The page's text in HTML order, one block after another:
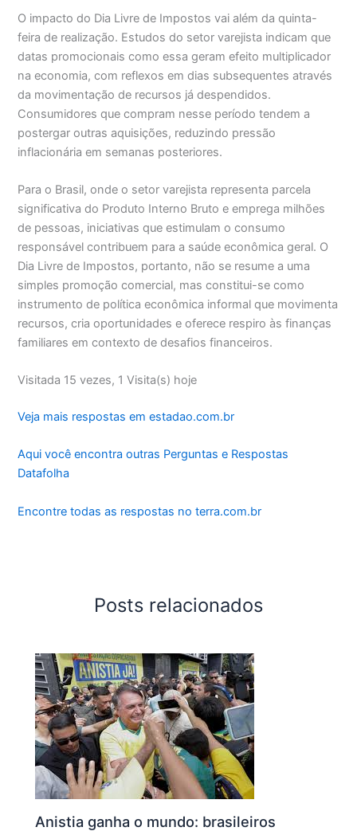
O impacto do Dia Livre de Impostos vai além da quinta-
feira de realização. Estudos do setor varejista indicam que
datas promocionais como essa geram efeito multiplicador
na economia, com reflexos em dias subsequentes através
da movimentação de recursos já despendidos.
Consumidores que compram nesse período tendem a
postergar outras aquisições, reduzindo pressão
inflacionária em semanas posteriores.
Para o Brasil, onde o setor varejista representa parcela
significativa do Produto Interno Bruto e emprega milhões
de pessoas, iniciativas que estimulam o consumo
responsável contribuem para a saúde econômica geral. O
Dia Livre de Impostos, portanto, não se resume a uma
simples promoção comercial, mas constitui-se como
instrumento de política econômica informal que movimenta
recursos, cria oportunidades e oferece respiro às finanças
familiares em contexto de desafios financeiros.
Visitada 15 vezes, 1 Visita(s) hoje
Veja mais respostas em estadao.com.br
Aqui você encontra outras Perguntas e Respostas
Datafolha
Encontre todas as respostas no terra.com.br
Posts relacionados
Anistia ganha o mundo: brasileiros